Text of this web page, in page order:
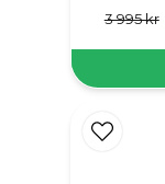
3 995 kr